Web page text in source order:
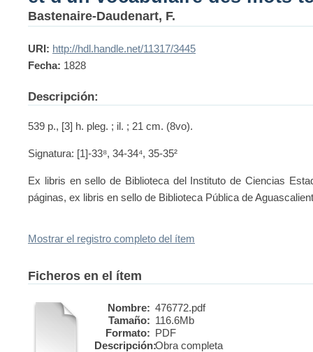
Bastenaire-Daudenart, F.
URI: http://hdl.handle.net/11317/3445
Fecha: 1828
Descripción:
539 p., [3] h. pleg. ; il. ; 21 cm. (8vo).
Signatura: [1]-33⁸, 34-34⁴, 35-35²
Ex libris en sello de Biblioteca del Instituto de Ciencias
páginas, ex libris en sello de Biblioteca Pública de
Mostrar el registro completo del ítem
Ficheros en el ítem
Nombre: 476772.pdf
Tamaño: 116.6Mb
Formato: PDF
Descripción:Obra completa